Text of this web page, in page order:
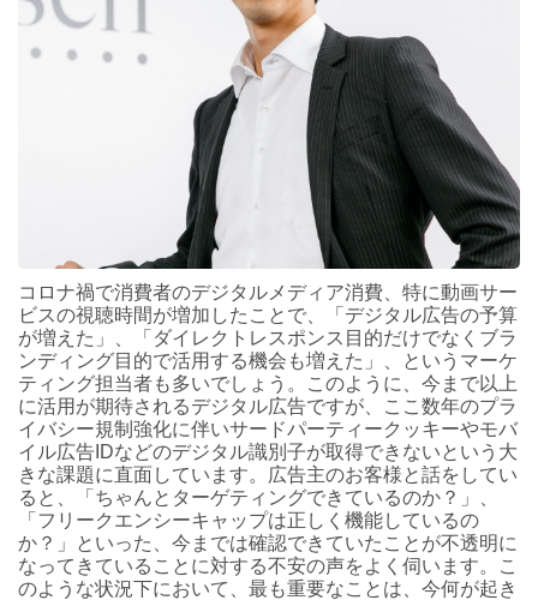
コロナ禍で消費者のデジタルメディア消費、特に動画サー
ビスの視聴時間が増加したことで、「デジタル広告の予算
が増えた」、「ダイレクトレスポンス目的だけでなくブラ
ンディング目的で活用する機会も増えた」、というマーケ
ティング担当者も多いでしょう。このように、今まで以上
に活用が期待されるデジタル広告ですが、ここ数年のプラ
イバシー規制強化に伴いサードパーティークッキーやモバ
イル広告IDなどのデジタル識別子が取得できないという大
きな課題に直面しています。広告主のお客様と話をしてい
ると、「ちゃんとターゲティングできているのか？」、
「フリークエンシーキャップは正しく機能しているの
か？」といった、今までは確認できていたことが不透明に
なってきていることに対する不安の声をよく伺います。こ
のような状況下において、最も重要なことは、今何が起き